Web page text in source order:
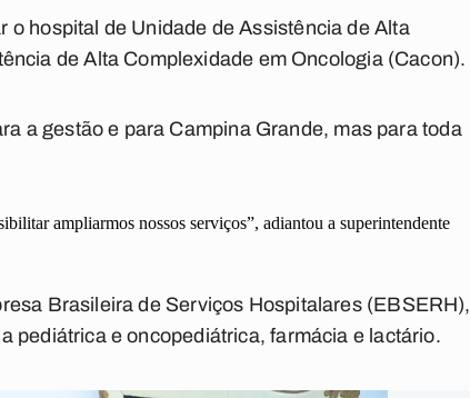
o hospital de Unidade de Assistência de Alta
de Alta Complexidade em Oncologia (Cacon).
a gestão e para Campina Grande, mas para toda
ampliarmos nossos serviços”, adiantou a superintendente
Brasileira de Serviços Hospitalares (EBSERH),
pediátrica e oncopediátrica, farmácia e lactário.